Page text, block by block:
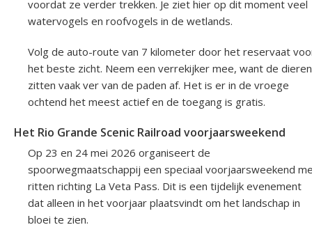
voordat ze verder trekken. Je ziet hier op dit moment veel
watervogels en roofvogels in de wetlands.
Volg de auto-route van 7 kilometer door het reservaat
het beste zicht. Neem een verrekijker mee, want de dieren
zitten vaak ver van de paden af. Het is er in de vroege
ochtend het meest actief en de toegang is gratis.
Het Rio Grande Scenic Railroad voorjaarsweekend
Op 23 en 24 mei 2026 organiseert de
spoorwegmaatschappij een speciaal voorjaarsweekend
ritten richting La Veta Pass. Dit is een tijdelijk evenement
dat alleen in het voorjaar plaatsvindt om het landschap in
bloei te zien.